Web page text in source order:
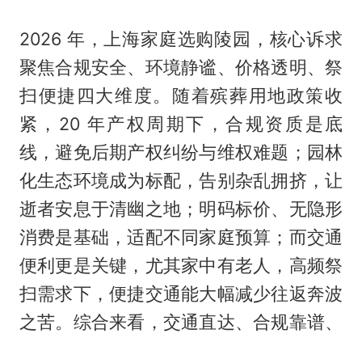
2026 年，上海家庭选购陵园，核心诉求
聚焦合规安全、环境静谧、价格透明、祭
扫便捷四大维度。随着殡葬用地政策收
紧，20 年产权周期下，合规资质是底
线，避免后期产权纠纷与维权难题；园林
化生态环境成为标配，告别杂乱拥挤，让
逝者安息于清幽之地；明码标价、无隐形
消费是基础，适配不同家庭预算；而交通
便利更是关键，尤其家中有老人，高频祭
扫需求下，便捷交通能大幅减少往返奔波
之苦。综合来看，交通直达、合规靠谱、